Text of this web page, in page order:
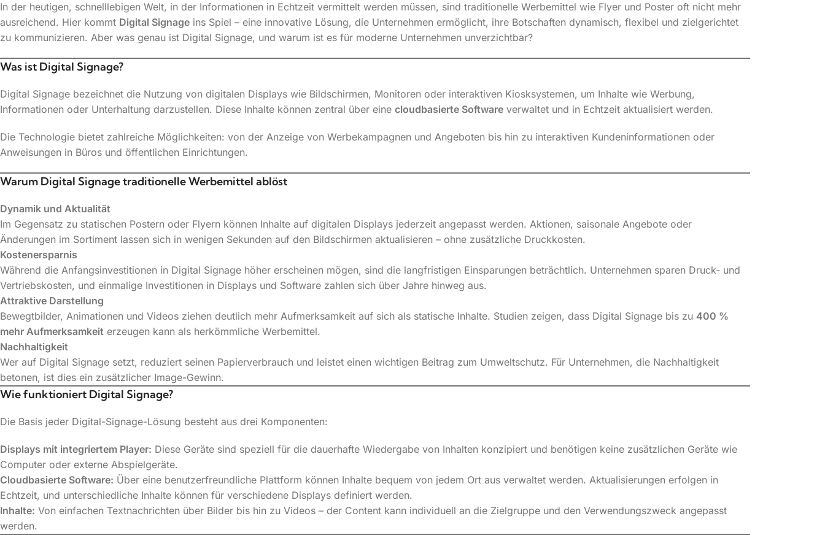
In der heutigen, schnelllebigen Welt, in der Informationen in Echtzeit vermittelt werden müssen, sind traditionelle Werbemittel wie Flyer und Poster oft nicht mehr
ausreichend. Hier kommt Digital Signage ins Spiel – eine innovative Lösung, die Unternehmen ermöglicht, ihre Botschaften dynamisch, flexibel und zielgerichtet
zu kommunizieren. Aber was genau ist Digital Signage, und warum ist es für moderne Unternehmen unverzichtbar?
Was ist Digital Signage?
Digital Signage bezeichnet die Nutzung von digitalen Displays wie Bildschirmen, Monitoren oder interaktiven Kiosksystemen, um Inhalte wie Werbung,
Informationen oder Unterhaltung darzustellen. Diese Inhalte können zentral über eine cloudbasierte Software verwaltet und in Echtzeit aktualisiert werden.
Die Technologie bietet zahlreiche Möglichkeiten: von der Anzeige von Werbekampagnen und Angeboten bis hin zu interaktiven Kundeninformationen oder
Anweisungen in Büros und öffentlichen Einrichtungen.
Warum Digital Signage traditionelle Werbemittel ablöst
Dynamik und Aktualität
Im Gegensatz zu statischen Postern oder Flyern können Inhalte auf digitalen Displays jederzeit angepasst werden. Aktionen, saisonale Angebote oder
Änderungen im Sortiment lassen sich in wenigen Sekunden auf den Bildschirmen aktualisieren – ohne zusätzliche Druckkosten.
Kostenersparnis
Während die Anfangsinvestitionen in Digital Signage höher erscheinen mögen, sind die langfristigen Einsparungen beträchtlich. Unternehmen sparen Druck- und
Vertriebskosten, und einmalige Investitionen in Displays und Software zahlen sich über Jahre hinweg aus.
Attraktive Darstellung
Bewegtbilder, Animationen und Videos ziehen deutlich mehr Aufmerksamkeit auf sich als statische Inhalte. Studien zeigen, dass Digital Signage bis zu 400 %
mehr Aufmerksamkeit erzeugen kann als herkömmliche Werbemittel.
Nachhaltigkeit
Wer auf Digital Signage setzt, reduziert seinen Papierverbrauch und leistet einen wichtigen Beitrag zum Umweltschutz. Für Unternehmen, die Nachhaltigkeit
betonen, ist dies ein zusätzlicher Image-Gewinn.
Wie funktioniert Digital Signage?
Die Basis jeder Digital-Signage-Lösung besteht aus drei Komponenten:
Displays mit integriertem Player: Diese Geräte sind speziell für die dauerhafte Wiedergabe von Inhalten konzipiert und benötigen keine zusätzlichen Geräte wie
Computer oder externe Abspielgeräte.
Cloudbasierte Software: Über eine benutzerfreundliche Plattform können Inhalte bequem von jedem Ort aus verwaltet werden. Aktualisierungen erfolgen in
Echtzeit, und unterschiedliche Inhalte können für verschiedene Displays definiert werden.
Inhalte: Von einfachen Textnachrichten über Bilder bis hin zu Videos – der Content kann individuell an die Zielgruppe und den Verwendungszweck angepasst
werden.